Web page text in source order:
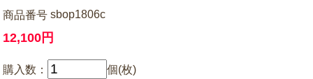
商品番号sbop1806c
12,100円
購入数： 個(枚)